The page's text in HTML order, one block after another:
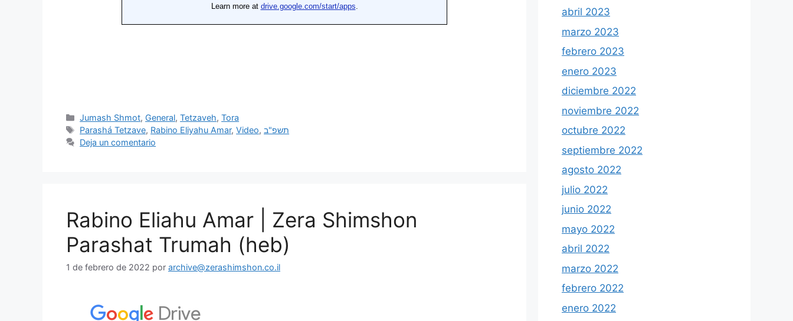
Jumash Shmot, General,Tetzaveh,Tora
Parashá Tetzave, Rabino Eliyahu Amar,Video,תשפ"ב
Deja un comentario
Rabino Eliahu Amar | Zera Shimshon
Parashat Trumah (heb)
1 de febrero de 2022 por archive@zerashimshon.co.il
abril 2023
marzo 2023
febrero 2023
enero 2023
diciembre 2022
noviembre 2022
octubre 2022
septiembre 2022
agosto 2022
julio 2022
junio 2022
mayo 2022
abril 2022
marzo 2022
febrero 2022
enero 2022